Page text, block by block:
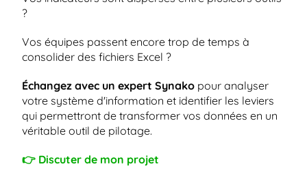
?
Vos équipes passent encore trop de temps à
consolider des fichiers Excel ?
Échangez avec un expert Synako pour analyser
votre système d'information et identifier les leviers
qui permettront de transformer vos données en un
véritable outil de pilotage.
👉 Discuter de mon projet